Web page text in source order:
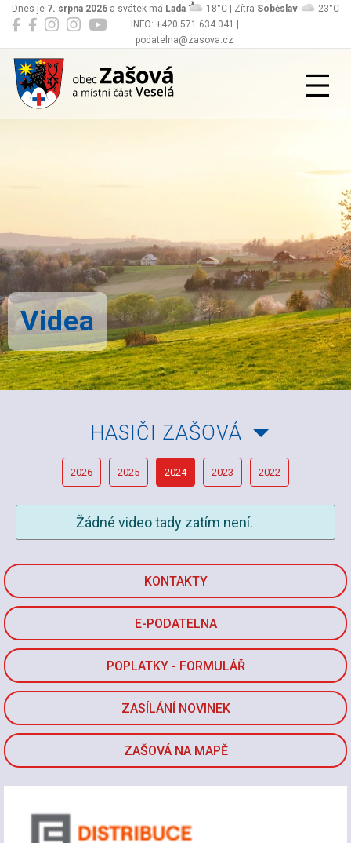
INFO: +420 571 634 041 |
podatelna@zasova.cz
Dnes je 7. srpna 2026 a svátek má Lada 18°C | Zítra Soběslav 23°C
Zašová
Videa
KONTAKTY
E-PODATELNA
POPLATKY - FORMULÁŘ
ZASÍLÁNÍ NOVINEK
ZAŠOVÁ NA MAPĚ
HASIČI ZAŠOVÁ
2026 2025 2024 2023 2022
Žádné video tady zatím není.